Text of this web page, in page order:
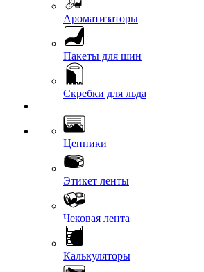
Ароматизаторы
Пакеты для шин
Скребки для льда
Ценники
Этикет ленты
Чековая лента
Калькуляторы